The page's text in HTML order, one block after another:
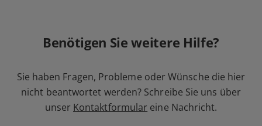
Benötigen Sie weitere Hilfe?
Sie haben Fragen, Probleme oder Wünsche die hier
nicht beantwortet werden? Schreibe Sie uns über
unser Kontaktformular eine Nachricht.